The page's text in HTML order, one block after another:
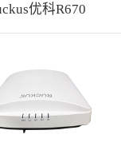
优科R670